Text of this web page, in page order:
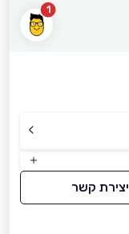
1
יצירת קשר